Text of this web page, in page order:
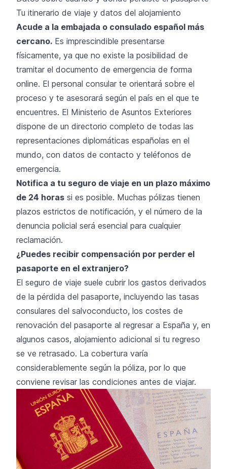
Tu itinerario de viaje y datos del alojamiento
Acude a la embajada o consulado español más
cercano. Es imprescindible presentarse
físicamente, ya que no existe la posibilidad de
tramitar el documento de emergencia de forma
online. El personal consular te orientará sobre el
proceso y te asesorará según el país en el que te
encuentres. El Ministerio de Asuntos Exteriores
dispone de un directorio completo de todas las
representaciones diplomáticas españolas en el
mundo, con datos de contacto y teléfonos de
emergencia.
Notifica a tu seguro de viaje en un plazo máximo
de 24 horas si es posible. Muchas pólizas tienen
plazos estrictos de notificación, y el número de la
denuncia policial será esencial para cualquier
reclamación.
¿Puedes recibir compensación por perder el
pasaporte en el extranjero?
El seguro de viaje suele cubrir los gastos derivados
de la pérdida del pasaporte, incluyendo las tasas
consulares del salvoconducto, los costes de
renovación del pasaporte al regresar a España y, en
algunos casos, alojamiento adicional si tu regreso
se ve retrasado. La cobertura varía
considerablemente según la póliza, por lo que
conviene revisar las condiciones antes de viajar.